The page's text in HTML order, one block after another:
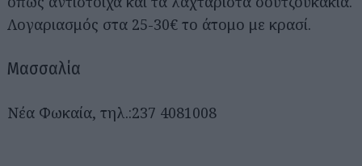
Λογαριασμός στα 25-30€ το άτομο με κρασί.
Μασσαλία
Νέα Φωκαία, τηλ.:237 4081008
για...